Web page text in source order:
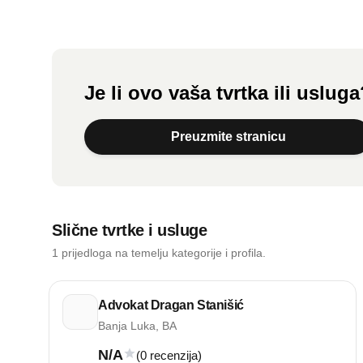
Je li ovo vaša tvrtka ili
Preuzmite stranicu
Slične tvrtke i usluge
1 prijedloga na temelju kategorije i profila.
Advokat Dragan Stanišić
Banja Luka, BA
N/A (0 recenzija)